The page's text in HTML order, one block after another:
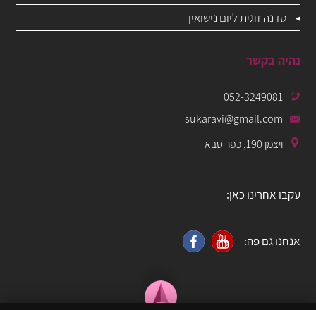
סדנה זוגית ליום נישואין
נהיה בקשר
052-3249081
sukaravi@gmail.com
ויצמן 190, כפר סבא
עקבו אחרינו כאן:
אנחנו גם פה: